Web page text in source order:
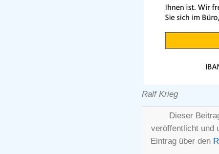
Ralf Krieg
Dieser
veröffentlicht und
Eintrag über den